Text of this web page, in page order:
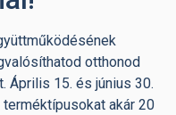
otthonod
Április 15. és június 30.
akár 20